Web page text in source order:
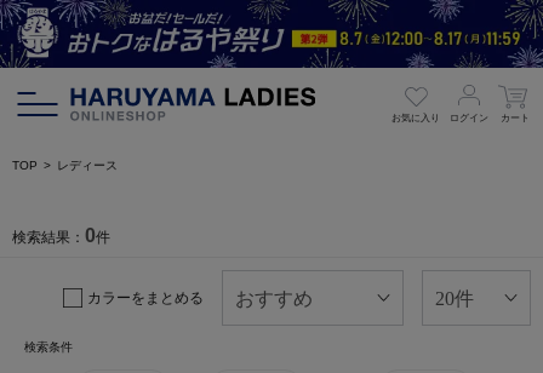
お気に入り ログイン カート
TOP レディース
検索結果： 0件
カラーをまとめる
検索条件